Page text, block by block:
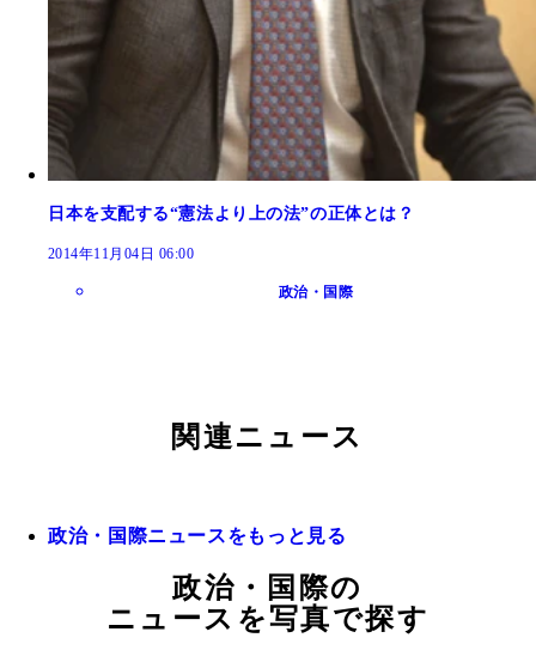
日本を支配する“憲法より上の法”の正体とは？
2014年11月04日 06:00
政治・国際
関連ニュース
政治・国際ニュースをもっと見る
政治・国際の
ニュースを写真で探す